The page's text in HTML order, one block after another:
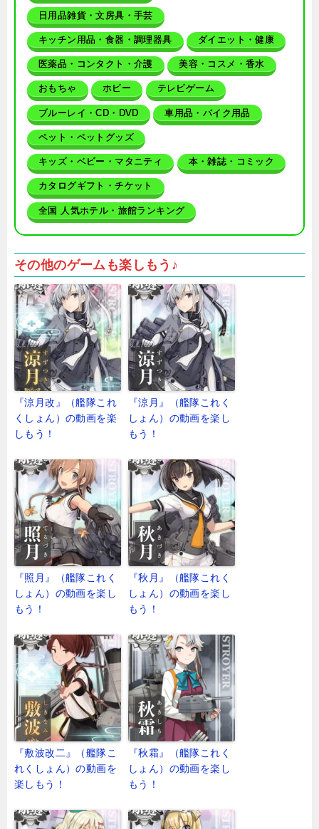
日用品雑貨・文房具・手芸
キッチン用品・食器・調理器具 ダイエット・健康
医薬品・コンタクト・介護 美容・コスメ・香水
おもちゃ ホビー テレビゲーム
ブルーレイ・CD・DVD 車用品・バイク用品
ペット・ペットグッズ
キッズ・ベビー・マタニティ 本・雑誌・コミック
カタログギフト・チケット
全国 人気ホテル・旅館ランキング
その他のゲームも楽しもう♪
『涼月改』（艦隊これ
くしょん）の動画を楽
しもう！
『涼月』（艦隊これく
しょん）の動画を楽し
もう！
『照月』（艦隊これく
しょん）の動画を楽し
もう！
『秋月』（艦隊これく
しょん）の動画を楽し
もう！
『敷波改二』（艦隊こ
れくしょん）の動画を
楽しもう！
『秋霜』（艦隊これく
しょん）の動画を楽し
もう！